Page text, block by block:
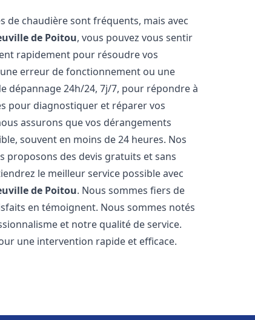
de chaudière sont fréquents, mais avec
de Poitou, vous pouvez vous sentir
rapidement pour résoudre vos
erreur de fonctionnement ou une
dépannage 24h/24, 7j/7, pour répondre à
pour diagnostiquer et réparer vos
assurons que vos dérangements
souvent en moins de 24 heures. Nos
des devis gratuits et sans
le meilleur service possible avec
de Poitou. Nous sommes fiers de
en témoignent. Nous sommes notés
et notre qualité de service.
une intervention rapide et efficace.